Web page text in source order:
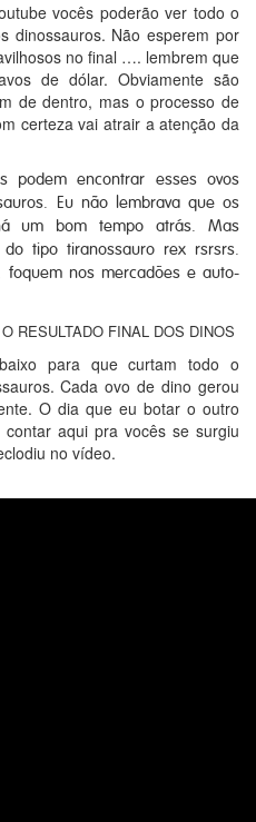
vocês poderão ver todo o
dinossauros. Não esperem por
no final …. lembrem que
de dólar. Obviamente são
de dentro, mas o processo de
certeza vai atrair a atenção da
podem encontrar esses ovos
Eu não lembrava que os
um bom tempo atrás. Mas
tipo tiranossauro rex rsrsrs.
foquem nos mercadões e auto-
RESULTADO FINAL DOS DINOS
para que curtam todo o
Cada ovo de dino gerou
O dia que eu botar o outro
aqui pra vocês se surgiu
no vídeo.